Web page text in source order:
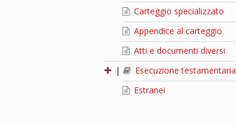
Carteggio specializzato
Appendice al carteggio
Atti e documenti diversi
|
Esecuzione testamentaria
Estranei